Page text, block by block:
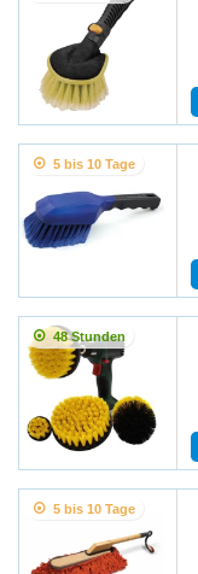
5 bis 10 Tage
48 Stunden
5 bis 10 Tage